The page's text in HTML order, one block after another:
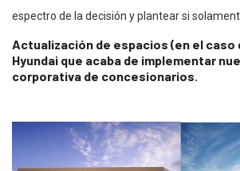
espectro de la decisión y plantear si
Actualización de espacios (en el caso
Hyundai que acaba de implementar
corporativa de concesionarios.